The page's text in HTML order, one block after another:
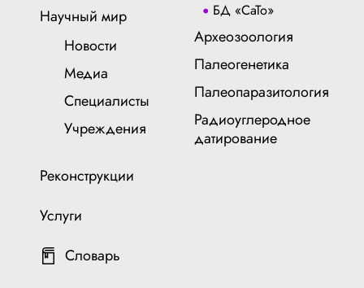
Научный мир
Новости
Медиа
Специалисты
Учреждения
Реконструкции
Услуги
Словарь
БД «СаТо»
Археозоология
Палеогенетика
Палеопаразитология
Радиоуглеродное
датирование